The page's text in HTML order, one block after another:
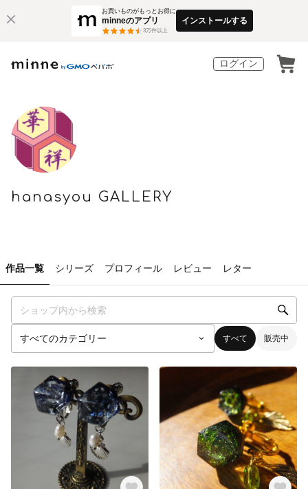
お買いものがもっとお得に
minneのアプリ
3万件以上
インストールする
ログイン
hanasyou GALLERY
作品一覧 シリーズ プロフィール レビュー レター
すべて 販売中